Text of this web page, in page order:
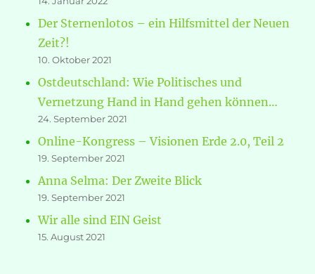
Der Sternenlotos – ein Hilfsmittel der Neuen
Zeit?!
10. Oktober 2021
Ostdeutschland: Wie Politisches und
Vernetzung Hand in Hand gehen können…
24. September 2021
Online-Kongress – Visionen Erde 2.0, Teil 2
19. September 2021
Anna Selma: Der Zweite Blick
19. September 2021
Wir alle sind EIN Geist
15. August 2021